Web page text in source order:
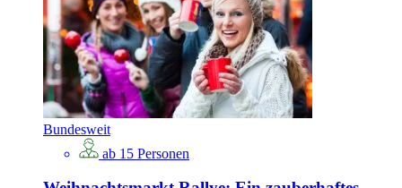
Bundesweit
ab 15 Personen